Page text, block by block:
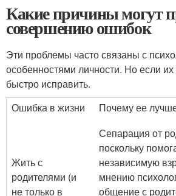
Какие причины могут
совершению ошибок
Эти проблемы часто связаны с
особенностями личности. Но если
быстро исправить.
Ошибка в жизни
Почему ее
Жить с
родителями (и
не только в
Сепарация от
поскольку
независимую
мнению
общение с